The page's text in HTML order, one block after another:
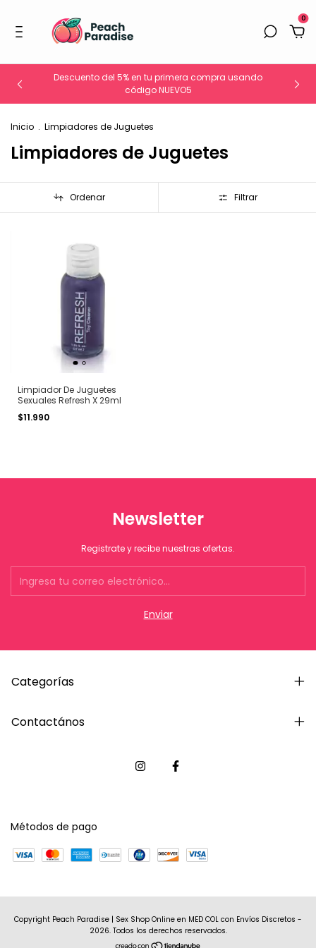
0
Descuento del 5% en tu primera compra usando
código NUEVO5
Inicio . Limpiadores de Juguetes
Limpiadores de Juguetes
Ordenar Filtrar
Limpiador De Juguetes
Sexuales Refresh X 29ml
$11.990
Newsletter
Registrate y recibe nuestras ofertas.
Categorías
Contactános
Métodos de pago
Copyright Peach Paradise | Sex Shop Online en MED COL con Envíos Discretos -
2026. Todos los derechos reservados.